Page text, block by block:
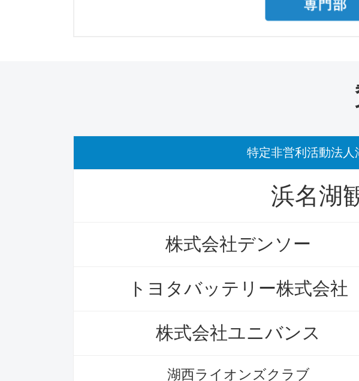
特定非営利活動法
浜名湖
株式会社デンソー
トヨタバッテリー株式会社
株式会社ユニバンス
湖西ライオンズクラブ